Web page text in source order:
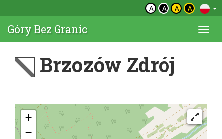
A A A A
Góry Bez Granic
Brzozów Zdrój
+
−